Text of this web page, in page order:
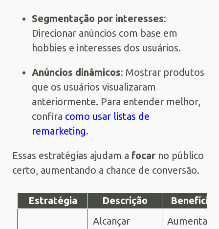
Segmentação por interesses:
Direcionar anúncios com base em
hobbies e interesses dos usuários.
Anúncios dinâmicos: Mostrar produtos
que os usuários visualizaram
anteriormente. Para entender melhor,
confira como usar listas de
remarketing.
Essas estratégias ajudam a focar no público
certo, aumentando a chance de conversão.
Estratégia Descrição Benefício
Alcançar
Aumenta